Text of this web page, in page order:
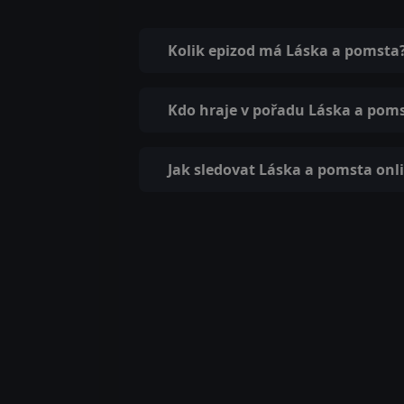
Kolik epizod má Láska a
Kdo hraje v pořadu Láska a
Jak sledovat Láska a pomsta